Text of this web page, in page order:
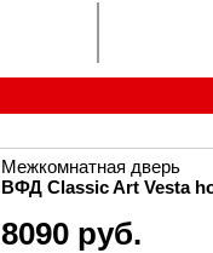
Межкомнатная дверь
ВФД Classic Art Vesta
8090 руб.